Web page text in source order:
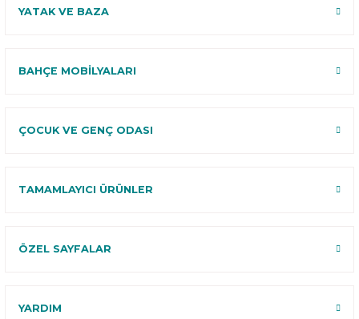
YATAK VE BAZA
BAHÇE MOBİLYALARI
ÇOCUK VE GENÇ ODASI
TAMAMLAYICI ÜRÜNLER
ÖZEL SAYFALAR
YARDIM